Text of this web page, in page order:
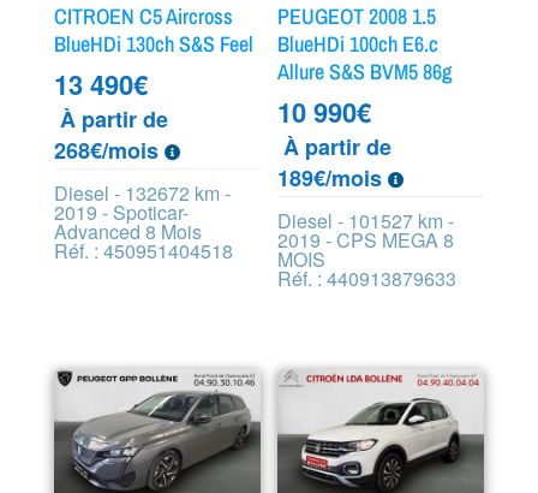
CITROEN C5 Aircross
BlueHDi 130ch S&S Feel
13 490€
À partir de
268€/mois
Diesel - 132672 km -
2019 - Spoticar-
Advanced 8 Mois
Réf. : 450951404518
PEUGEOT 2008 1.5
BlueHDi 100ch E6.c
Allure S&S BVM5 86g
10 990€
À partir de
189€/mois
Diesel - 101527 km -
2019 - CPS MEGA 8
MOIS
Réf. : 440913879633